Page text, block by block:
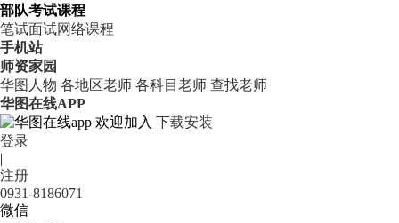
部队考试课程
笔试面试网络课程
手机站
师资家园
华图人物 各地区老师 各科目老师 查找老师
华图在线APP
欢迎加入 下载安装
登录
|
注册
0931-8186071
微信